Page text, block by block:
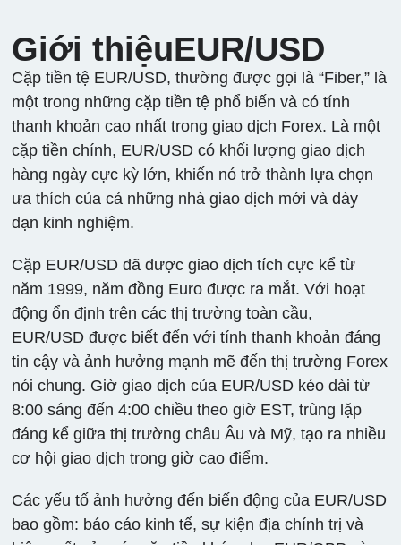
Giới thiệuEUR/USD
Cặp tiền tệ EUR/USD, thường được gọi là “Fiber,” là
một trong những cặp tiền tệ phổ biến và có tính
thanh khoản cao nhất trong giao dịch Forex. Là một
cặp tiền chính, EUR/USD có khối lượng giao dịch
hàng ngày cực kỳ lớn, khiến nó trở thành lựa chọn
ưa thích của cả những nhà giao dịch mới và dày
dạn kinh nghiệm.
Cặp EUR/USD đã được giao dịch tích cực kể từ
năm 1999, năm đồng Euro được ra mắt. Với hoạt
động ổn định trên các thị trường toàn cầu,
EUR/USD được biết đến với tính thanh khoản đáng
tin cậy và ảnh hưởng mạnh mẽ đến thị trường Forex
nói chung. Giờ giao dịch của EUR/USD kéo dài từ
8:00 sáng đến 4:00 chiều theo giờ EST, trùng lặp
đáng kể giữa thị trường châu Âu và Mỹ, tạo ra nhiều
cơ hội giao dịch trong giờ cao điểm.
Các yếu tố ảnh hưởng đến biến động của EUR/USD
bao gồm: báo cáo kinh tế, sự kiện địa chính trị và